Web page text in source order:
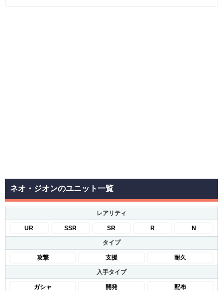
ネオ・ジオンのユニット一覧
レアリティ
UR SSR SR R N
タイプ
攻撃 支援 耐久
入手タイプ
ガシャ 開発 配布